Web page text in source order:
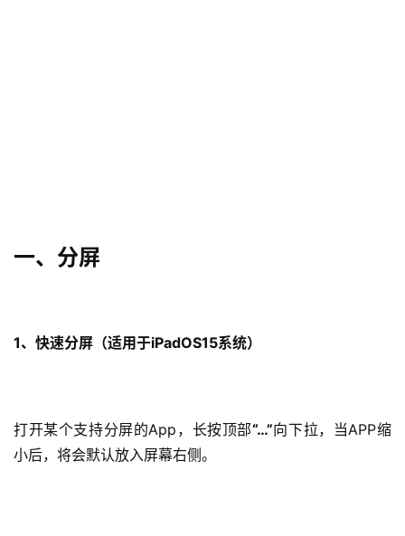
一、分屏
1、快速分屏（适用于iPadOS15系统）
打开某个支持分屏的App，长按顶部“…”向下拉，当APP缩
小后，将会默认放入屏幕右侧。